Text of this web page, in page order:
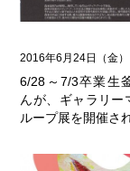
2016年6月24日（金）
6/28～7/3卒業生
んが、ギャラリー
ループ展を開催さ